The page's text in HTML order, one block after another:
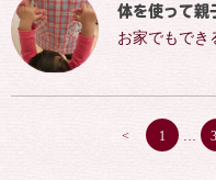
体を使って親
お家でもでき
< 1 …